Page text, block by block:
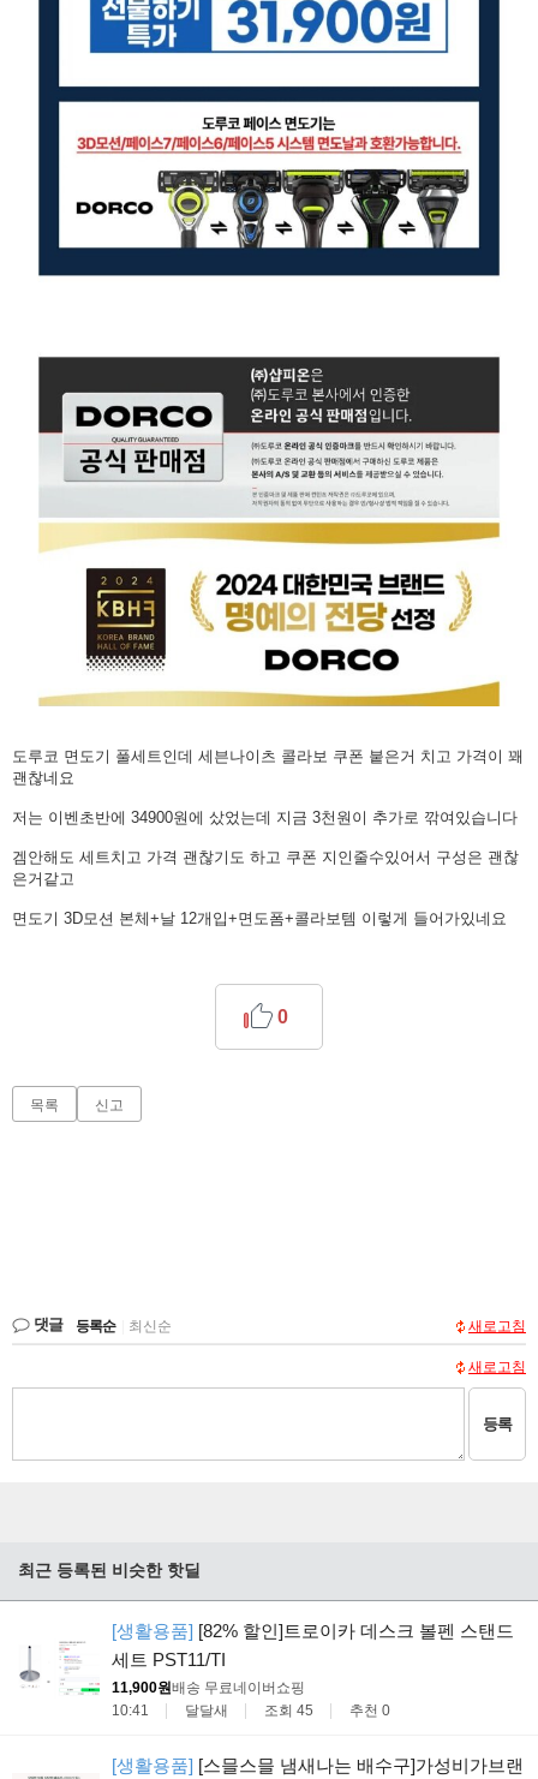
도루코 면도기 풀세트인데 세븐나이츠 콜라보 쿠폰 붙은거 치고 가격이 꽤
괜찮네요
저는 이벤초반에 34900원에 샀었는데 지금 3천원이 추가로 깎여있습니다
겜안해도 세트치고 가격 괜찮기도 하고 쿠폰 지인줄수있어서 구성은 괜찮
은거같고
면도기 3D모션 본체+날 12개입+면도폼+콜라보템 이렇게 들어가있네요
0
목록 신고
댓글 등록순 최신순 새로고침
새로고침
등록
최근 등록된 비슷한 핫딜
[생활용품] [82% 할인]트로이카 데스크 볼펜 스탠드
세트 PST11/TI
11,900원배송 무료네이버쇼핑
10:41
달달새 조회 45 추천 0
[생활용품] [스믈스믈 냄새나는 배수구]가성비가브랜